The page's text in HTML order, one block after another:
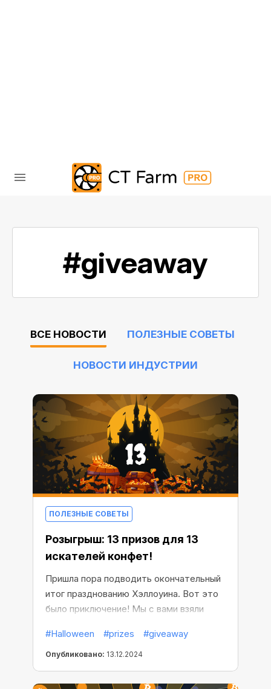
#giveaway
ВСЕ НОВОСТИ ПОЛЕЗНЫЕ СОВЕТЫ
НОВОСТИ ИНДУСТРИИ
ПОЛЕЗНЫЕ СОВЕТЫ
Розыгрыш: 13 призов для 13
искателей конфет!
Пришла пора подводить окончательный
итог празднованию Хэллоуина. Вот это
было приключение! Мы с вами взяли
проучили Графа!
#Halloween #prizes #giveaway
Опубликовано: 13.12.2024